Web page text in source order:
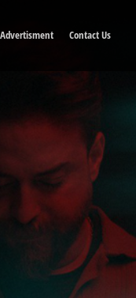
Advertisment Contact Us